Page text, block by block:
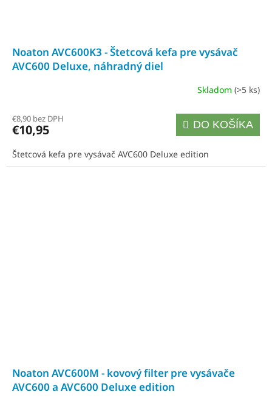
Noaton AVC600K3 - Štetcová kefa pre vysávač
AVC600 Deluxe, náhradný diel
Skladom (>5 ks)
€8,90 bez DPH
€10,95 DO KOŠÍKA
Štetcová kefa pre vysávač AVC600 Deluxe edition
Noaton AVC600M - kovový filter pre vysávače
AVC600 a AVC600 Deluxe edition